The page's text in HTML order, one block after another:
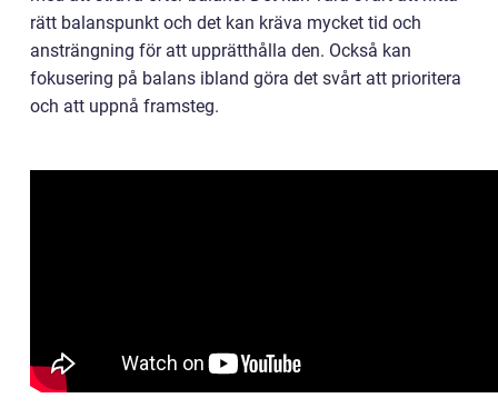
rätt balanspunkt och det kan kräva mycket tid och
ansträngning för att upprätthålla den. Också kan
fokusering på balans ibland göra det svårt att prioritera
och att uppnå framsteg.